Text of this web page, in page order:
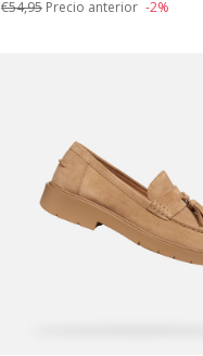
€54,95Precio anterior -2%